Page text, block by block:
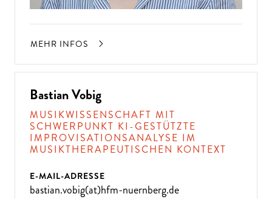
MEHR INFOS
Bastian Vobig
MUSIKWISSENSCHAFT MIT
SCHWERPUNKT KI-GESTÜTZTE
IMPROVISATIONSANALYSE IM
MUSIKTHERAPEUTISCHEN KONTEXT
E-MAIL-ADRESSE
bastian.vobig(at)hfm-nuernberg.de